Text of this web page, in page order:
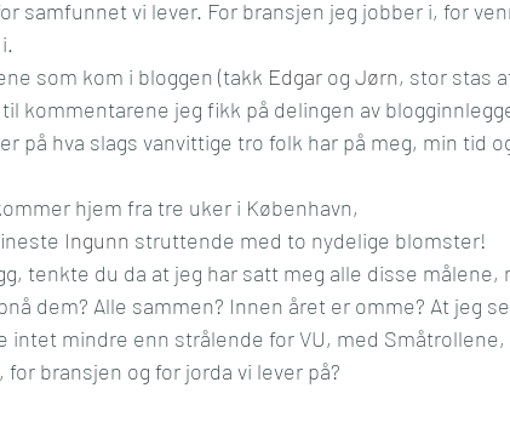
samfunnet vi lever. For bransjen jeg jobber i, for
som kom i bloggen (takk Edgar og Jørn, stor stas
kommentarene jeg fikk på delingen av
på hva slags vanvittige tro folk har på meg, min tid
hjem fra tre uker i København,
Ingunn struttende med to nydelige blomster!
tenkte du da at jeg har satt meg alle disse målene,
dem? Alle sammen? Innen året er omme? At jeg
intet mindre enn strålende for VU, med Småtrollene,
bransjen og for jorda vi lever på?